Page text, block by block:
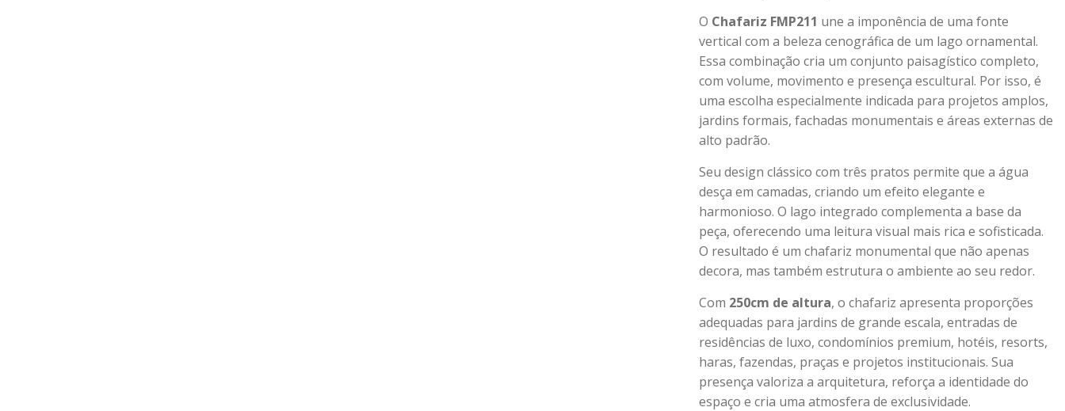
O Chafariz FMP211 une a imponência de uma fonte
vertical com a beleza cenográfica de um lago ornamental.
Essa combinação cria um conjunto paisagístico completo,
com volume, movimento e presença escultural. Por isso, é
uma escolha especialmente indicada para projetos amplos,
jardins formais, fachadas monumentais e áreas externas de
alto padrão.
Seu design clássico com três pratos permite que a água
desça em camadas, criando um efeito elegante e
harmonioso. O lago integrado complementa a base da
peça, oferecendo uma leitura visual mais rica e sofisticada.
O resultado é um chafariz monumental que não apenas
decora, mas também estrutura o ambiente ao seu redor.
Com 250cm de altura, o chafariz apresenta proporções
adequadas para jardins de grande escala, entradas de
residências de luxo, condomínios premium, hotéis, resorts,
haras, fazendas, praças e projetos institucionais. Sua
presença valoriza a arquitetura, reforça a identidade do
espaço e cria uma atmosfera de exclusividade.